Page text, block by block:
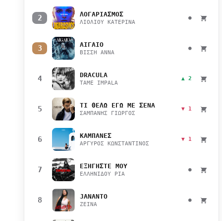
2 ΛΟΓΑΡΙΑΣΜΟΣ
ΛΙΟΛΙΟΥ ΚΑΤΕΡΙΝΑ
●
3 ΑΙΓΑΙΟ
ΒΙΣΣΗ ΑΝΝΑ
●
4 DRACULA
TAME IMPALA
▲ 2
5 ΤΙ ΘΕΛΩ ΕΓΩ ΜΕ ΣΕΝΑ
ΣΑΜΠΑΝΗΣ ΓΙΩΡΓΟΣ
▼ 1
6 ΚΑΜΠΑΝΕΣ
ΑΡΓΥΡΟΣ ΚΩΝΣΤΑΝΤΙΝΟΣ
▼ 1
7 ΕΞΗΓΗΣΤΕ ΜΟΥ
ΕΛΛΗΝΙΔΟΥ ΡΙΑ
●
8 JANANTO
ZEINA
●